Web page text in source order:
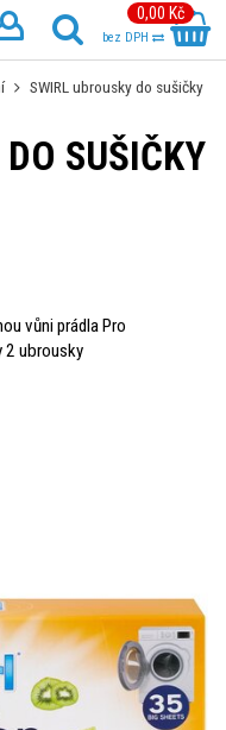
0,00 Kč
bez DPH
SWIRL ubrousky do sušičky
SUŠIČKY
vůni prádla Pro
2 ubrousky